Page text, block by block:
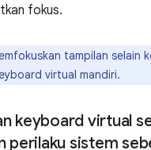
fokus.
tampilan selain
virtual mandiri.
keyboard virtual
perilaku sistem